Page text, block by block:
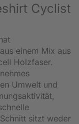
Cyclist
einem Mix aus
Holzfaser.
Umwelt und
sitzt weder